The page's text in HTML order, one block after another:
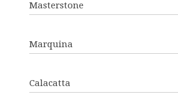
Masterstone
Marquina
Calacatta